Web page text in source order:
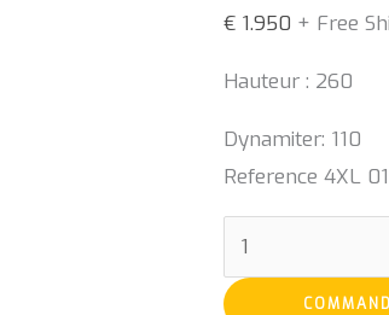
€ 1.950 + Free
Hauteur : 260
Dynamiter: 110
Reference 4XL